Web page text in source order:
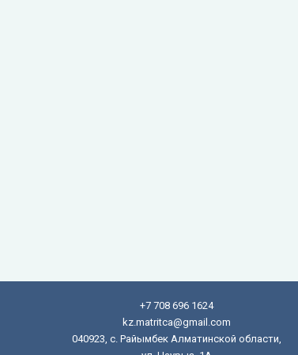
+7 708 696 1624
kz.matritca@gmail.com
040923, с. Райымбек Алматинской области,